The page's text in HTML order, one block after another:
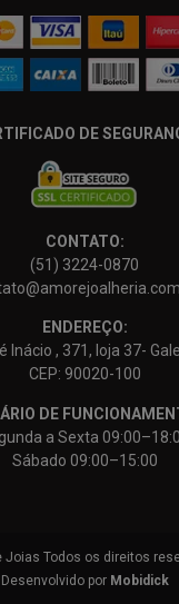
DE
CONTATO:
(51) 3224-0870
ENDEREÇO:
Inácio , 371, loja 37-
CEP: 90020-100
DE
a Sexta
Sábado 09:00–15:00
Joias Todos os direitos
Desenvolvido por Mobidick